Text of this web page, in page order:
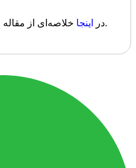
در
اینجا خلاصه‌ای از مقاله را در قالب یک فیلم کوتاه ببینید.